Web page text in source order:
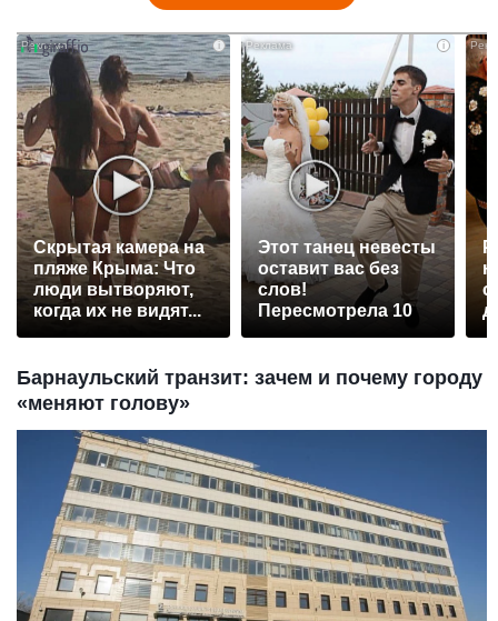
i
Скрытая камера на
пляже Крыма: Что
люди вытворяют,
когда их не видят...
i
Этот танец невесты
оставит вас без
слов!
Пересмотрела 10
Барнаульский транзит: зачем и почему городу
«меняют голову»